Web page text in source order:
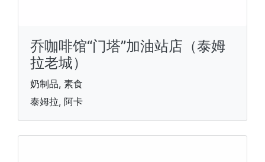
乔咖啡馆“门塔”加油站店（泰姆
拉老城）
奶制品, 素食
泰姆拉, 阿卡